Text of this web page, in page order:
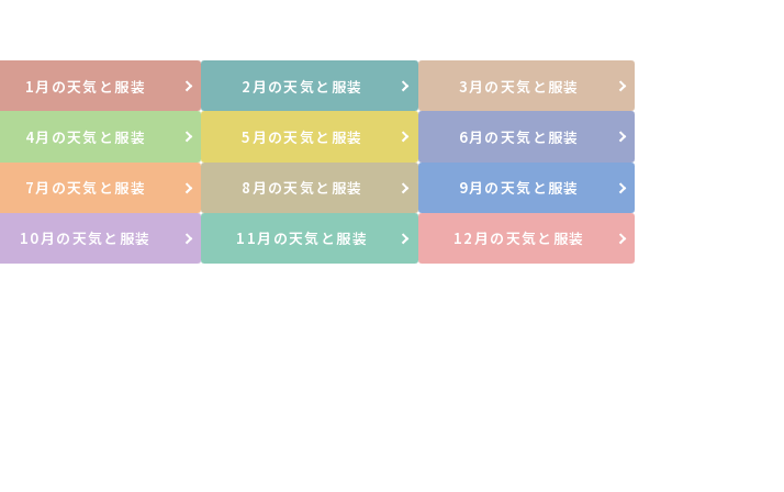
1月の天気と服装 2月の天気と服装 3月の天気と服装
4月の天気と服装 5月の天気と服装 6月の天気と服装
7月の天気と服装 8月の天気と服装 9月の天気と服装
10月の天気と服装 11月の天気と服装 12月の天気と服装